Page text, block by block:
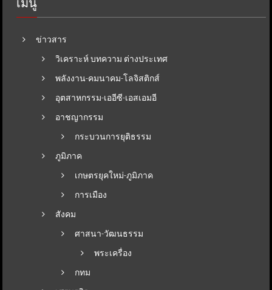
ข่าวสาร
วิเคราะห์ บทความ ต่างประเทศ
พลังงาน-คมนาคม-โลจิสติกส์
อุตสาหกรรม-เออีซี-เอสเอมอี
อาชญากรรม
กระบวนการยุติธรรม
ภูมิภาค
เกษตรยุคใหม่-ภูมิภาค
การเมือง
สังคม
ศาสนา-วัฒนธรรม
พระเครื่อง
กทม